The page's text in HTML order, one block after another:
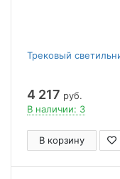
Трековый
4 217 руб.
В наличии: 3
В корзину